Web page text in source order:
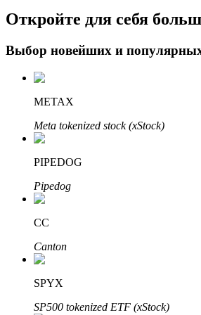
Блокировки BTR
Откройте для себя
Выбор новейших и
METAX
Meta tokenized stock (xStock)
PIPEDOG
Pipedog
CC
Canton
SPYX
SP500 tokenized ETF (xStock)